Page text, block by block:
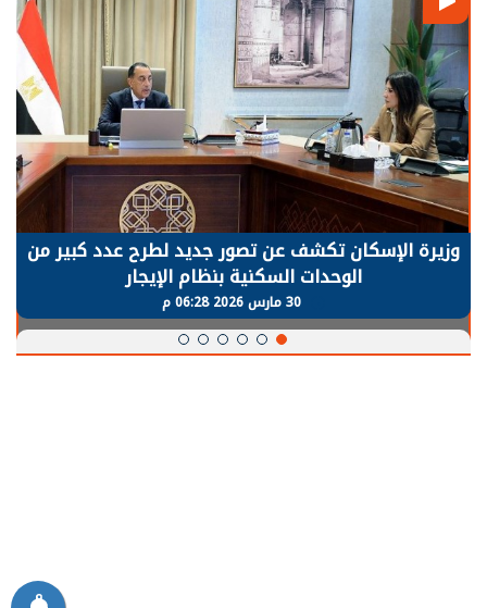
وزيرة الإسكان تكشف عن تصور جديد لطرح عدد كبير من
الوحدات السكنية بنظام الإيجار